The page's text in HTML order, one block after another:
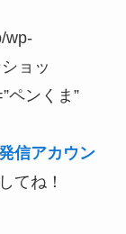
wp-
ョッ
ペンくま”
信アカウン
てね！